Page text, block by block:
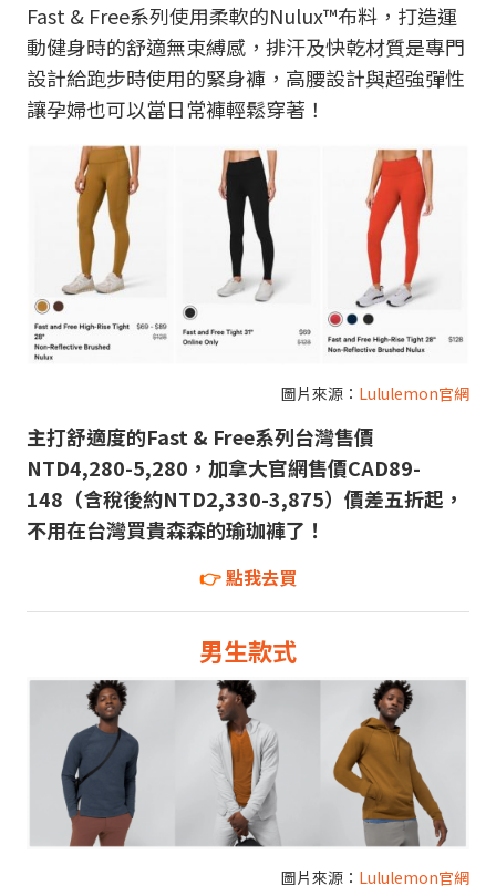
Fast & Free系列使用柔軟的Nulux™布料，打造運
動健身時的舒適無束縛感，排汗及快乾材質是專門
設計給跑步時使用的緊身褲，高腰設計與超強彈性
讓孕婦也可以當日常褲輕鬆穿著！
圖片來源： Lululemon官網
主打舒適度的Fast & Free系列台灣售價
NTD4,280-5,280，加拿大官網售價CAD89-
148（含稅後約NTD2,330-3,875）價差五折起，
不用在台灣買貴森森的瑜珈褲了！
👉點我去買
男生款式
圖片來源： Lululemon官網